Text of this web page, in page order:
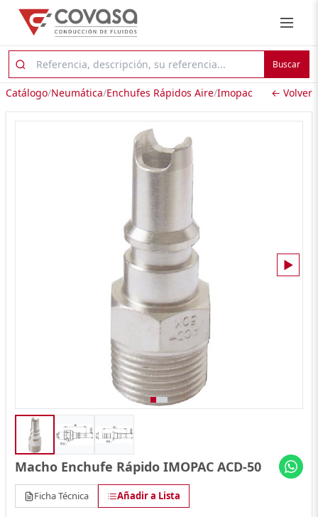
Buscar
Catálogo/Neumática/Enchufes Rápidos Aire/Imopac ← Volver
▶
Macho Enchufe Rápido IMOPAC ACD-50
Ficha Técnica Añadir a Lista